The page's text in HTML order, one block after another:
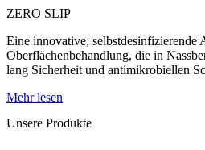
ZERO SLIP
Eine innovative, selbstdesinfizierende
Oberflächenbehandlung, die in
lang Sicherheit und antimikrobiellen
Mehr lesen
Unsere Produkte